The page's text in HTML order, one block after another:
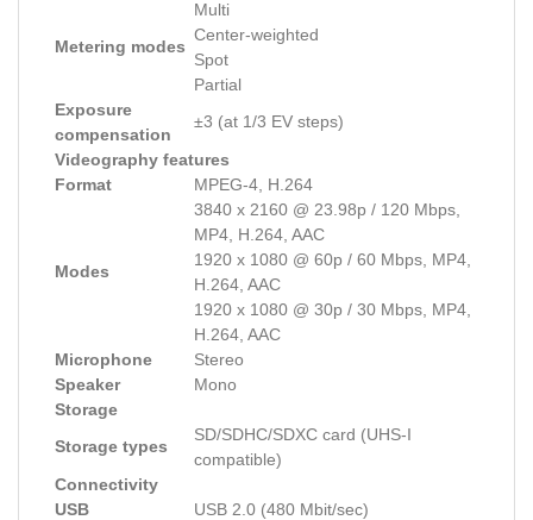
Metering modes
Multi
Center-weighted
Spot
Partial
Exposure
compensation
±3 (at 1/3 EV steps)
Videography features
Format
MPEG-4, H.264
Modes
3840 x 2160 @ 23.98p / 120 Mbps,
MP4, H.264, AAC
1920 x 1080 @ 60p / 60 Mbps, MP4,
H.264, AAC
1920 x 1080 @ 30p / 30 Mbps, MP4,
H.264, AAC
Microphone
Stereo
Speaker
Mono
Storage
Storage types
SD/SDHC/SDXC card (UHS-I
compatible)
Connectivity
USB
USB 2.0 (480 Mbit/sec)